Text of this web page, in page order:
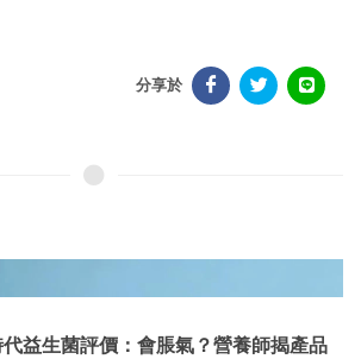
分享於
8款牛樟芝品牌評比，護肝牛樟芝怎麼